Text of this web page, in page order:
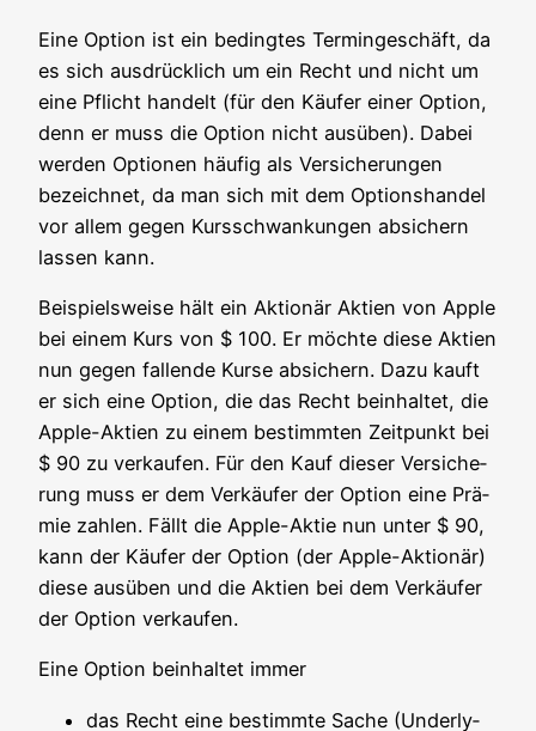
Eine Opti­on ist ein beding­tes Ter­min­ge­schäft, da
es sich aus­drück­lich um ein Recht und nicht um
eine Pflicht han­delt (für den Käu­fer einer Opti­on,
denn er muss die Opti­on nicht aus­üben). Dabei
wer­den Optio­nen häu­fig als Ver­si­che­run­gen
bezeich­net, da man sich mit dem Opti­ons­han­del
vor allem gegen Kurs­schwan­kun­gen absi­chern
las­sen kann.
Bei­spiels­wei­se hält ein Aktio­när Akti­en von Apple
bei einem Kurs von $ 100. Er möch­te die­se Akti­en
nun gegen fal­len­de Kur­se absi­chern. Dazu kauft
er sich eine Opti­on, die das Recht beinhal­tet, die
Apple-Akti­en zu einem bestimm­ten Zeit­punkt bei
$ 90 zu ver­kau­fen. Für den Kauf die­ser Ver­si­che­
rung muss er dem Ver­käu­fer der Opti­on eine Prä­
mie zah­len. Fällt die Apple-Aktie nun unter $ 90,
kann der Käu­fer der Opti­on (der Apple-Aktio­när)
die­se aus­üben und die Akti­en bei dem Ver­käu­fer
der Opti­on verkaufen.
Eine Opti­on beinhal­tet immer
das Recht eine bestimm­te Sache (Under­ly­